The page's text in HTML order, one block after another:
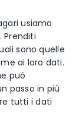
usiamo
sono quelle
ai loro dati.
può
passo in più
tutti i dati